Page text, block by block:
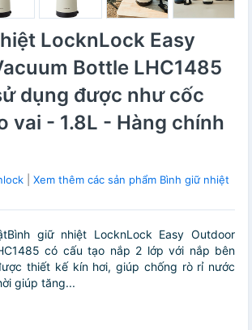
LocknLock Easy
Bottle LHC1485
dụng được như cốc
vai - 1.8L - Hàng chính
Xem thêm các sản phẩm Bình giữ nhiệt
giữ nhiệt LocknLock Easy Outdoor
có cấu tạo nắp 2 lớp với nắp bên
thiết kế kín hơi, giúp chống rò rỉ nước
giúp tăng...